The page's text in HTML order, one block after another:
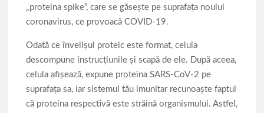
„proteina spike”, care se găsește pe suprafața noului
coronavirus, ce provoacă COVID-19.
Odată ce învelișul proteic este format, celula
descompune instrucțiunile și scapă de ele. După aceea,
celula afișează, expune proteina SARS-CoV-2 pe
suprafața sa, iar sistemul tău imunitar recunoaște faptul
că proteina respectivă este străină organismului. Astfel,